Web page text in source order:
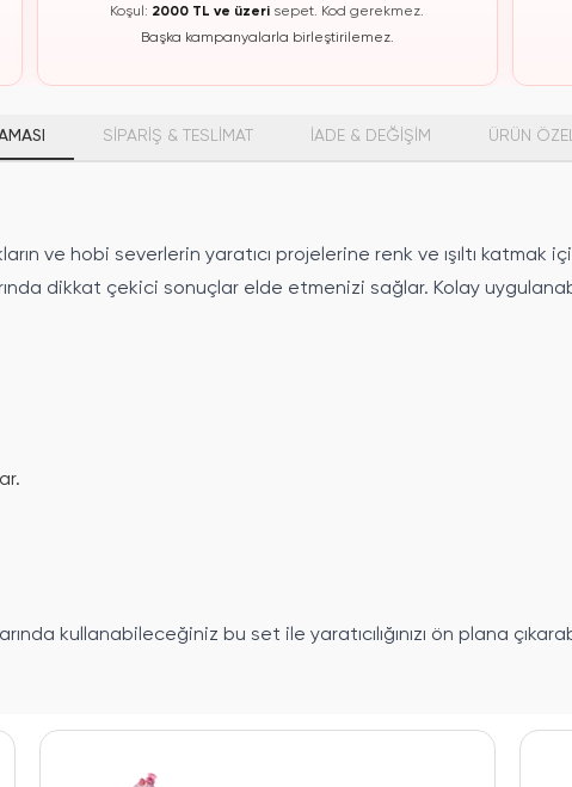
Koşul: 2000 TL ve üzeri sepet. Kod gerekmez.
Başka kampanyalarla birleştirilemez.
SİPARİŞ & TESLİMAT İADE & DEĞİŞİM ÜRÜN
ve hobi severlerin yaratıcı projelerine renk ve ışıltı
dikkat çekici sonuçlar elde etmenizi sağlar. Kolay
kullanabileceğiniz bu set ile yaratıcılığınızı ön plana